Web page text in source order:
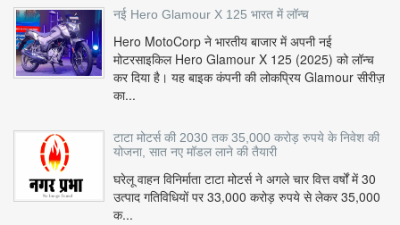
नई Hero Glamour X 125 भारत में लॉन्च
Hero MotoCorp ने भारतीय बाजार में अपनी नई
मोटरसाइकिल Hero Glamour X 125 (2025) को लॉन्च
कर दिया है। यह बाइक कंपनी की लोकप्रिय Glamour सीरीज़
का...
टाटा मोटर्स की 2030 तक 35,000 करोड़ रुपये के निवेश की
योजना, सात नए मॉडल लाने की तैयारी
घरेलू वाहन विनिर्माता टाटा मोटर्स ने अगले चार वित्त वर्षों में 30
उत्पाद गतिविधियों पर 33,000 करोड़ रुपये से लेकर 35,000
क...